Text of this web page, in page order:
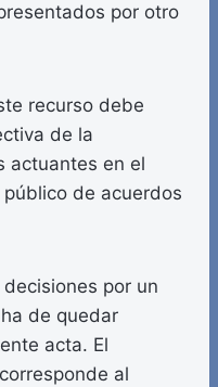
por otro
recurso debe
de la
actuantes en el
de acuerdos
por un
de quedar
acta. El
al